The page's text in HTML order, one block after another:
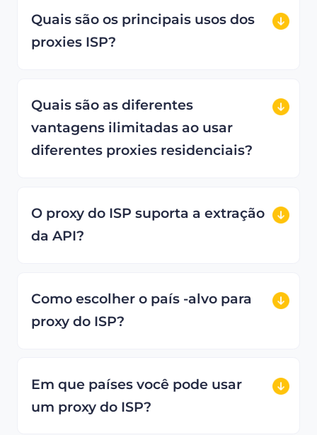
Quais são os principais usos dos
proxies ISP?
Quais são as diferentes
vantagens ilimitadas ao usar
diferentes proxies residenciais?
O proxy do ISP suporta a extração
da API?
Como escolher o país -alvo para
proxy do ISP?
Em que países você pode usar
um proxy do ISP?